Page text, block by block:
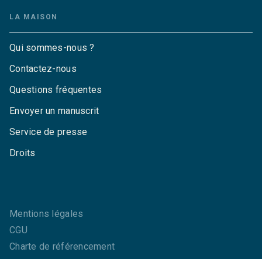
LA MAISON
Qui sommes-nous ?
Contactez-nous
Questions fréquentes
Envoyer un manuscrit
Service de presse
Droits
Mentions légales
CGU
Charte de référencement